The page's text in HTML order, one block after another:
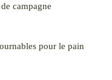
campagne
pour le pain